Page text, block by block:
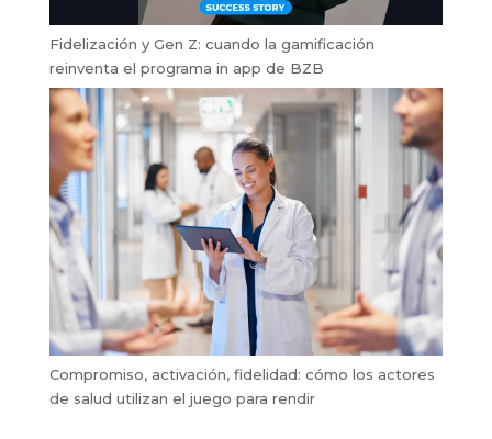
Fidelización y Gen Z: cuando la gamificación
reinventa el programa in app de BZB
Compromiso, activación, fidelidad: cómo los actores
de salud utilizan el juego para rendir